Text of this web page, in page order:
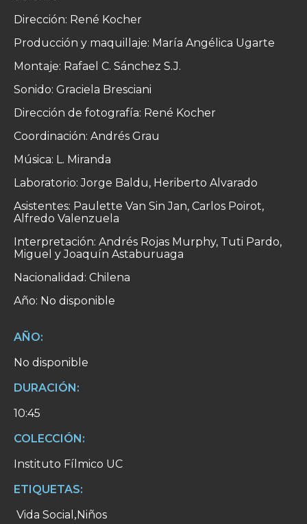
Dirección: René Kocher
Producción y maquillaje: María Angélica Ugarte
Montaje: Rafael C. Sánchez S.J.
Sonido: Graciela Bresciani
Dirección de fotografía: René Kocher
Coordinación: Andrés Grau
Música: L. Miranda
Laboratorio: Jorge Baldu, Heriberto Alvarado
Asistentes: Paulette Van Sin Jan, Carlos Poirot,
Alfredo Valenzuela
Interpretación: Andrés Rojas Murphy, Tuti Pardo,
Miguel y Joaquín Astaburuaga
Nacionalidad: Chilena
Año: No disponible
AÑO:
No disponible
DURACIÓN:
10:45
COLECCIÓN:
Instituto Fílmico UC
ETIQUETAS:
Vida Social ,Niños